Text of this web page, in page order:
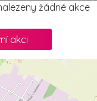
žádné akce
akci